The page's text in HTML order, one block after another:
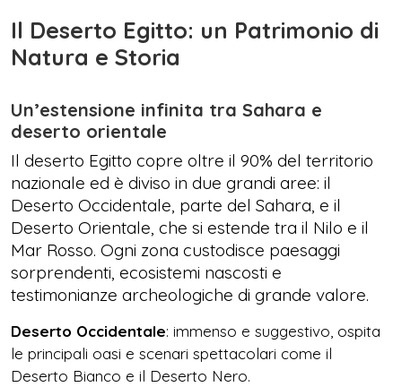
Il Deserto Egitto: un Patrimonio di
Natura e Storia
Un’estensione infinita tra Sahara e
deserto orientale
Il deserto Egitto copre oltre il 90% del territorio
nazionale ed è diviso in due grandi aree: il
Deserto Occidentale, parte del Sahara, e il
Deserto Orientale, che si estende tra il Nilo e il
Mar Rosso. Ogni zona custodisce paesaggi
sorprendenti, ecosistemi nascosti e
testimonianze archeologiche di grande valore.
Deserto Occidentale: immenso e suggestivo, ospita
le principali oasi e scenari spettacolari come il
Deserto Bianco e il Deserto Nero.